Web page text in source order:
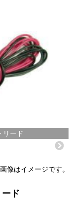
リード
像はイメージです。
ド